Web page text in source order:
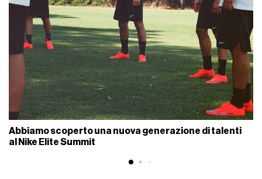
Abbiamo scoperto una nuova generazione di talenti
al Nike Elite Summit